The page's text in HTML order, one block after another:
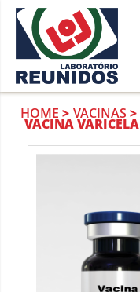
HOME VACINAS
VACINA VARICELA